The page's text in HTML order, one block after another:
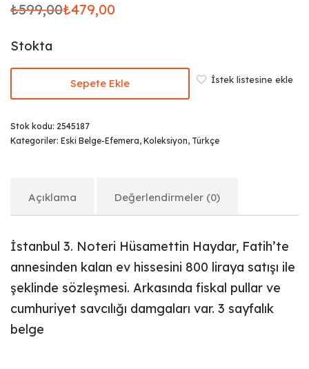
₺599,00
Orijinal
₺599,00.
₺479,00
Şu
fiyat:
₺479,00.
Stokta
Sepete Ekle İstek listesine ekle
Stok kodu: 2545187
Kategoriler: Eski Belge-Efemera, Koleksiyon, Türkçe
Açıklama Değerlendirmeler (0)
İstanbul 3. Noteri Hüsamettin Haydar, Fatih’te
annesinden kalan ev hissesini 800 liraya satışı ile
şeklinde sözleşmesi. Arkasında fiskal pullar ve
cumhuriyet savcılığı damgaları var. 3 sayfalık
belge